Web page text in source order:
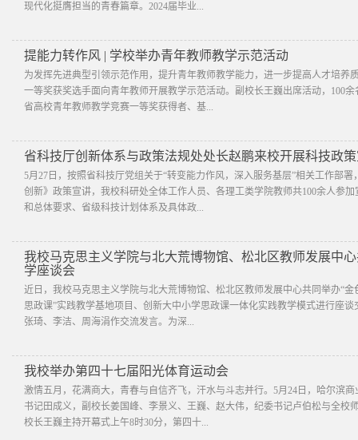
现代化挺膺担当的青春篇章。2024届毕业...
提能力转作风 | 学校举办青年教师教学示范活动
为发挥先进典型引领示范作用，提升青年教师教学能力，进一步提高人才培
一等奖获奖选手面向青年教师开展教学示范活动。副校长王巍出席活动，100
省高校青年教师教学竞赛一等奖获得者、基...
省科技厅创新体系与政策法规处处长赵鹏来校开展科技政
5月27日，按照省科技厅党组关于“转变能力作风，深入服务基层”相关工作部
创新》政策宣讲，我校科研处全体工作人员、各理工类学院教师共100余人参
和总体要求、省级科技计划体系及具体政...
我校马克思主义学院与北大荒博物馆、松北区教师发展中
学座谈会
近日，我校马克思主义学院与北大荒博物馆、松北区教师发展中心共同举办“
思政课”实践教学基地项目、创新大中小学思政课一体化实践教学模式进行座
张琦、李洁、周海涓作交流发言。为深...
我校举办第四十七届阳光体育运动会
激情五月，花满商大，青春与自信齐飞，汗水与斗志并行。5月24日，哈尔滨
书记田成义，副校长姜国峰、李景义、王巍、赵大伟，纪委书记卢伯松与全
校长王巍主持开幕式上午8时30分，第四十...